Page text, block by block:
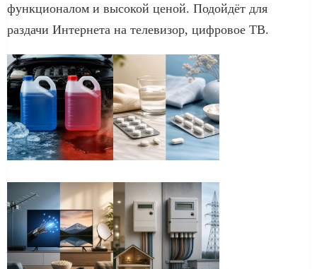
функционалом и высокой ценой. Подойдёт для
раздачи Интернета на телевизор, цифровое ТВ.